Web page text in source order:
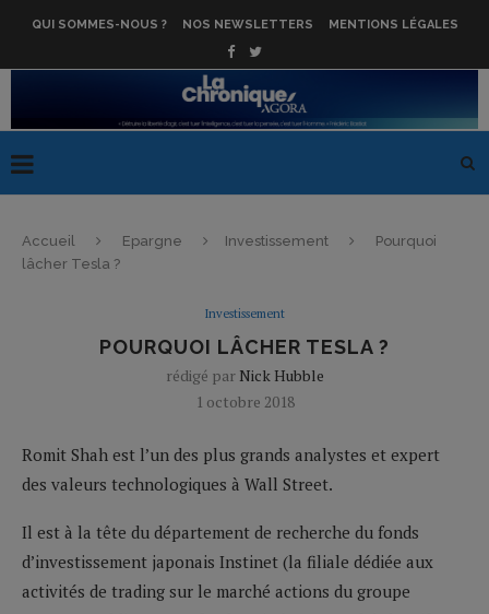
QUI SOMMES-NOUS ? NOS NEWSLETTERS MENTIONS LÉGALES
Accueil Epargne Investissement
Pourquoi
lâcher Tesla ?
Investissement
POURQUOI LÂCHER TESLA ?
rédigé par Nick Hubble
1 octobre 2018
Romit Shah est l’un des plus grands analystes et expert
des valeurs technologiques à Wall Street.
Il est à la tête du département de recherche du fonds
d’investissement japonais Instinet (la filiale dédiée aux
activités de trading sur le marché actions du groupe